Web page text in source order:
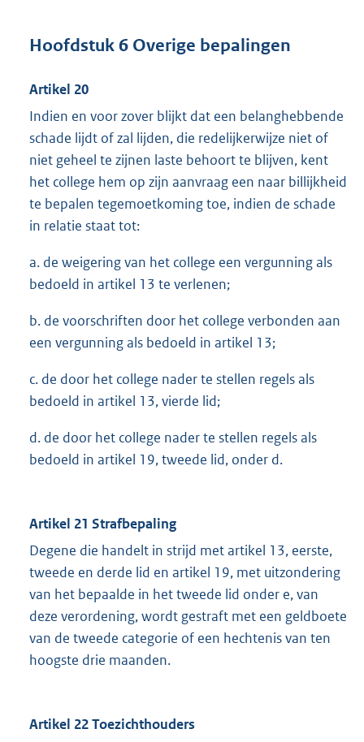
Hoofdstuk 6 Overige bepalingen
Artikel 20
Indien en voor zover blijkt dat een belanghebbende
schade lijdt of zal lijden, die redelijkerwijze niet of
niet geheel te zijnen laste behoort te blijven, kent
het college hem op zijn aanvraag een naar billijkheid
te bepalen tegemoetkoming toe, indien de schade
in relatie staat tot:
a. de weigering van het college een vergunning als
bedoeld in artikel 13 te verlenen;
b. de voorschriften door het college verbonden aan
een vergunning als bedoeld in artikel 13;
c. de door het college nader te stellen regels als
bedoeld in artikel 13, vierde lid;
d. de door het college nader te stellen regels als
bedoeld in artikel 19, tweede lid, onder d.
Artikel 21 Strafbepaling
Degene die handelt in strijd met artikel 13, eerste,
tweede en derde lid en artikel 19, met uitzondering
van het bepaalde in het tweede lid onder e, van
deze verordening, wordt gestraft met een geldboete
van de tweede categorie of een hechtenis van ten
hoogste drie maanden.
Artikel 22 Toezichthouders